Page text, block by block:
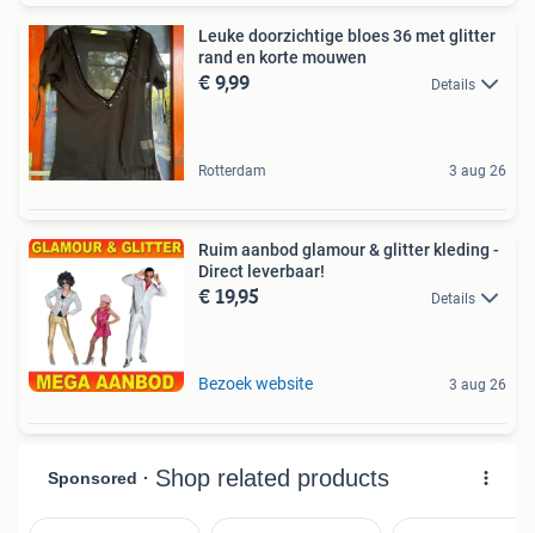
Leuke doorzichtige bloes 36 met glitter
rand en korte mouwen
€ 9,99 Details
Rotterdam 3 aug 26
Ruim aanbod glamour & glitter kleding -
Direct leverbaar!
€ 19,95 Details
Bezoek website 3 aug 26